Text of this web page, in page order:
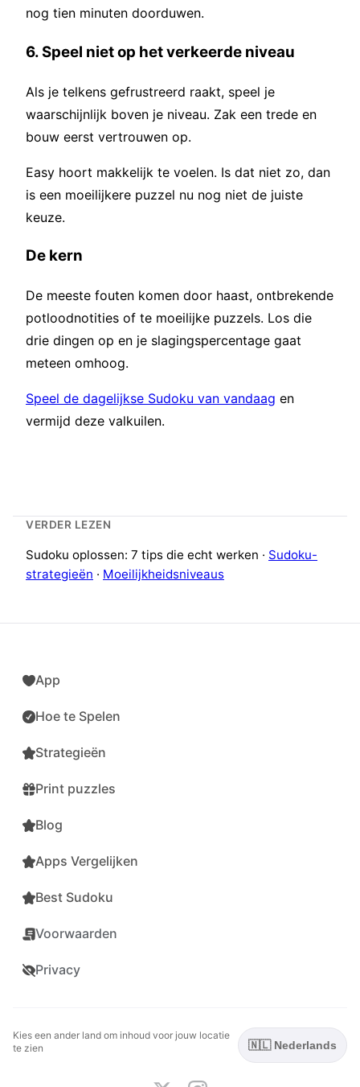
nog tien minuten doorduwen.
6. Speel niet op het verkeerde niveau
Als je telkens gefrustreerd raakt, speel je
waarschijnlijk boven je niveau. Zak een trede en
bouw eerst vertrouwen op.
Easy hoort makkelijk te voelen. Is dat niet zo, dan
is een moeilijkere puzzel nu nog niet de juiste
keuze.
De kern
De meeste fouten komen door haast, ontbrekende
potloodnotities of te moeilijke puzzels. Los die
drie dingen op en je slagingspercentage gaat
meteen omhoog.
Speel de dagelijkse Sudoku van vandaag en
vermijd deze valkuilen.
VERDER LEZEN
Sudoku oplossen: 7 tips die echt werken · Sudoku-
strategieën · Moeilijkheidsniveaus
App
Hoe te Spelen
Strategieën
Print puzzles
Blog
Apps Vergelijken
Best Sudoku
Voorwaarden
Privacy
Kies een ander land om inhoud voor jouw locatie
te zien
🇳🇱 Nederlands